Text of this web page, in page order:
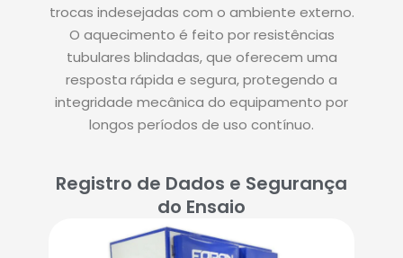
trocas indesejadas com o ambiente externo.
O aquecimento é feito por resistências
tubulares blindadas, que oferecem uma
resposta rápida e segura, protegendo a
integridade mecânica do equipamento por
longos períodos de uso contínuo.
Registro de Dados e Segurança
do Ensaio